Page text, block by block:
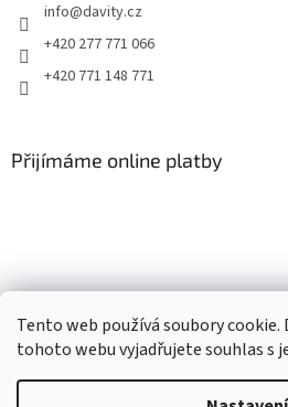
Tento web používá soubory
tohoto webu vyjadřujete souhlas s
info@davity.cz
+420 277 771 066
+420 771 148 771
Přijímáme online platby